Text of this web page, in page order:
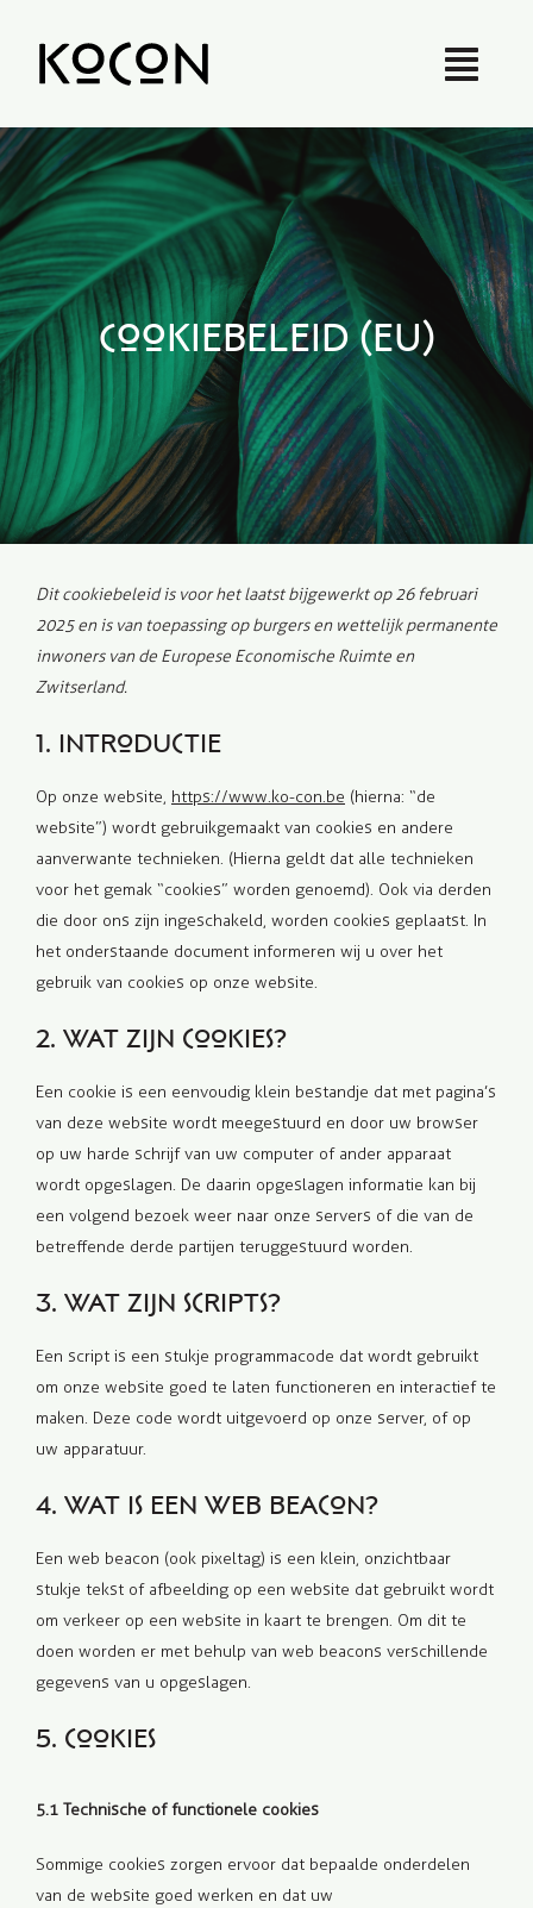
Cookiebeleid (EU)
Dit cookiebeleid is voor het laatst bijgewerkt op 26 februari
2025 en is van toepassing op burgers en wettelijk permanente
inwoners van de Europese Economische Ruimte en
Zwitserland.
1. Introductie
Op onze website, https://www.ko-con.be (hierna: “de
website”) wordt gebruikgemaakt van cookies en andere
aanverwante technieken. (Hierna geldt dat alle technieken
voor het gemak “cookies” worden genoemd). Ook via derden
die door ons zijn ingeschakeld, worden cookies geplaatst. In
het onderstaande document informeren wij u over het
gebruik van cookies op onze website.
2. Wat zijn cookies?
Een cookie is een eenvoudig klein bestandje dat met pagina’s
van deze website wordt meegestuurd en door uw browser
op uw harde schrijf van uw computer of ander apparaat
wordt opgeslagen. De daarin opgeslagen informatie kan bij
een volgend bezoek weer naar onze servers of die van de
betreffende derde partijen teruggestuurd worden.
3. Wat zijn scripts?
Een script is een stukje programmacode dat wordt gebruikt
om onze website goed te laten functioneren en interactief te
maken. Deze code wordt uitgevoerd op onze server, of op
uw apparatuur.
4. Wat is een web beacon?
Een web beacon (ook pixeltag) is een klein, onzichtbaar
stukje tekst of afbeelding op een website dat gebruikt wordt
om verkeer op een website in kaart te brengen. Om dit te
doen worden er met behulp van web beacons verschillende
gegevens van u opgeslagen.
5. Cookies
5.1 Technische of functionele cookies
Sommige cookies zorgen ervoor dat bepaalde onderdelen
van de website goed werken en dat uw